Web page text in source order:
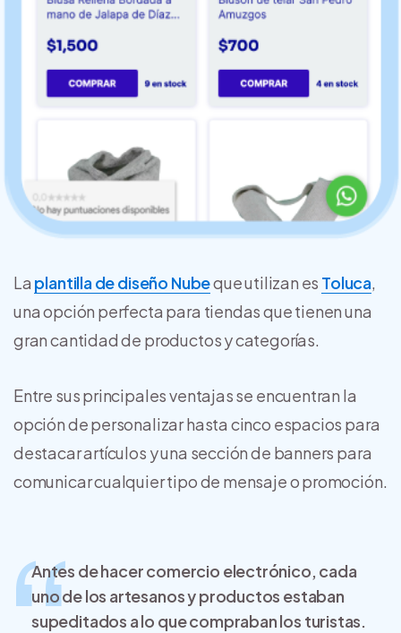
La plantilla de diseño Nubeque utilizan es Toluca,
una opción perfecta para tiendas que tienen una
gran cantidad de productos y categorías.
Entre sus principales ventajas se encuentran la
opción de personalizar hasta cinco espacios para
destacar artículos y una sección de banners para
comunicar cualquier tipo de mensaje o promoción.
Antes de hacer comercio electrónico, cada
uno de los artesanos y productos estaban
supeditados a lo que compraban los turistas.